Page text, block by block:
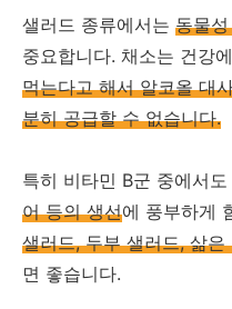
샐러드 종류에서는 동물
중요합니다. 채소는 건강
먹는다고 해서 알코올 대
분히 공급할 수 없습니다.
특히 비타민 B군 중에서
어 등의 생선에 풍부하게
샐러드, 두부 샐러드, 삶
면 좋습니다.